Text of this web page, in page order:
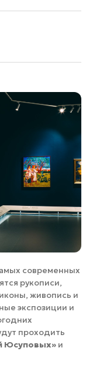
современных
рукописи,
живопись и
экспозиции и
проходить
Юсуповых» и